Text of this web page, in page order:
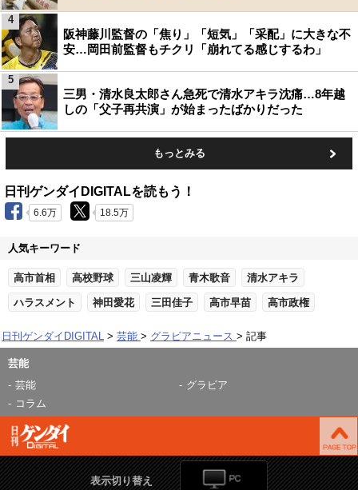
阪神藤川監督の「焦り」「短気」「采配」に大きな不
安…岡田前監督もチクリ「崩れてる感じするわ」
4
三男・清水良太郎さん急死で清水アキラ沈痛…8年越
しの「父子再共演」が始まったばかりだった
5
もっとみる
日刊ゲンダイDIGITALを読もう！
6.6万 18.5万
人気キーワード
高市首相 高校野球 三山凌輝 青木歌音 清水アキラ
ハラスメント 神田愛花 三田佳子 高市早苗 高市政権
日刊ゲンダイDIGITAL 芸能 グラビアニュース 記事
芸能
芸能
グラビア
コラム
表示切り替え